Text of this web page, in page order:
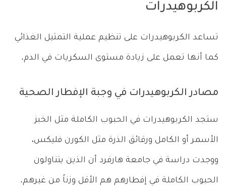
الكربوهيدرات
تساعد الكربوهيدرات على تنظيم عملية التمثيل الغذائي
كما أنها تعمل على زيادة مستوى السكريات في الدم.
مصادر الكربوهيدرات في وجبة الإفطار الصحية
ستجد الكربوهيدرات في الحبوب الكاملة مثل الخبز
الأسمر أو الكامل ورقائق الذرة مثل الكورن فليكس،
ووجدت دراسة في جامعة هارفرد أن الذين يتناولون
الحبوب الكاملة في إفطارهم هم الأقل وزناً من غيرهم.